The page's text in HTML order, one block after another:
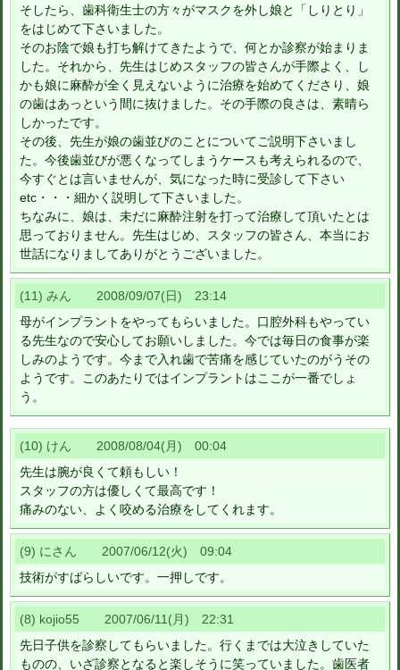
そしたら、歯科衛生士の方々がマスクを外し娘と「しりとり」
をはじめて下さいました。
そのお陰で娘も打ち解けてきたようで、何とか診察が始まりま
した。それから、先生はじめスタッフの皆さんが手際よく、し
かも娘に麻酔が全く見えないように治療を始めてくださり、娘
の歯はあっという間に抜けました。その手際の良さは、素晴ら
しかったです。
その後、先生が娘の歯並びのことについてご説明下さいまし
た。今後歯並びが悪くなってしまうケースも考えられるので、
今すぐとは言いませんが、気になった時に受診して下さい
etc・・・細かく説明して下さいました。
ちなみに、娘は、未だに麻酔注射を打って治療して頂いたとは
思っておりません。先生はじめ、スタッフの皆さん、本当にお
世話になりましてありがとうございました。
(11) みん 2008/09/07(日) 23:14
母がインプラントをやってもらいました。口腔外科もやってい
る先生なので安心してお願いしました。今では毎日の食事が楽
しみのようです。今まで入れ歯で苦痛を感じていたのがうその
ようです。このあたりではインプラントはここが一番でしょ
う。
(10) けん 2008/08/04(月) 00:04
先生は腕が良くて頼もしい！
スタッフの方は優しくて最高です！
痛みのない、よく咬める治療をしてくれます。
(9) にさん 2007/06/12(火) 09:04
技術がすばらしいです。一押しです。
(8) kojio55 2007/06/11(月) 22:31
先日子供を診察してもらいました。行くまでは大泣きしていた
ものの、いざ診察となると楽しそうに笑っていました。歯医者